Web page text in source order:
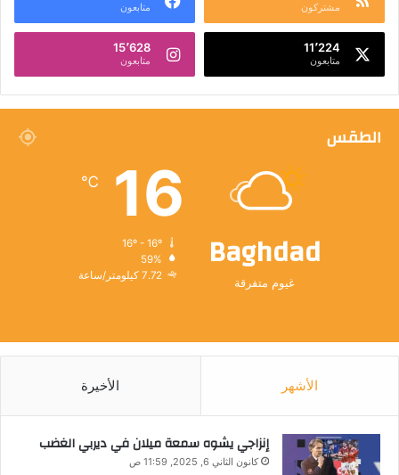
مشتركون متابعون
11٬224
متابعون
15٬628
متابعون
الطقس
Baghdad
غيوم متفرقة
16
℃
59%
7.72 كيلومتر/ساعة
الأشهر الأخيرة
إنزاجي يشوه سمعة ميلان في ديربي الغضب
كانون الثاني 6, 2025, 11:59 ص